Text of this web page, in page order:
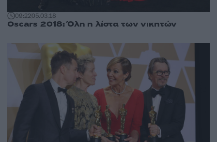
09:2205.03.18
Oscars 2018: Όλη η λίστα των νικητών